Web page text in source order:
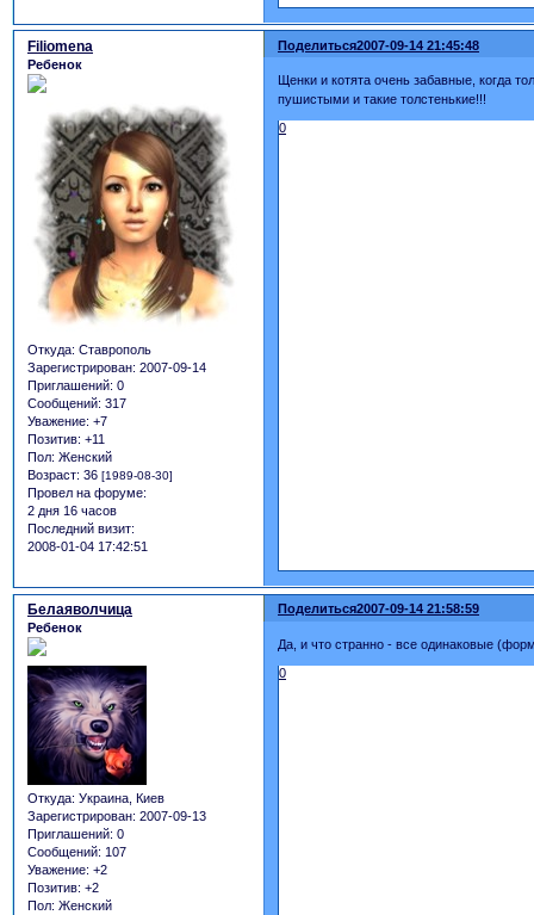
Поделиться2007-09-14 21:45:48
Filiomena
Ребенок
Откуда: Ставрополь
Зарегистрирован: 2007-09-14
Приглашений: 0
Сообщений: 317
Уважение: +7
Позитив: +11
Пол: Женский
Возраст: 36 [1989-08-30]
Провел на форуме:
2 дня 16 часов
Последний визит:
2008-01-04 17:42:51
Щенки и котята очень забавные, когда
пушистыми и такие толстенькие!!!
0
Поделиться2007-09-14 21:58:59
Белаяволчица
Ребенок
Откуда: Украина, Киев
Зарегистрирован: 2007-09-13
Приглашений: 0
Сообщений: 107
Уважение: +2
Позитив: +2
Пол: Женский
Да, и что странно - все одинаковые
0